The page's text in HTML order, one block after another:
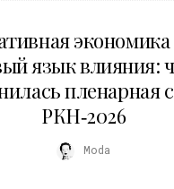
экономика
язык влияния:
пленарная
РКН‑2026
Moda